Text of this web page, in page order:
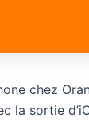
chez
la sortie